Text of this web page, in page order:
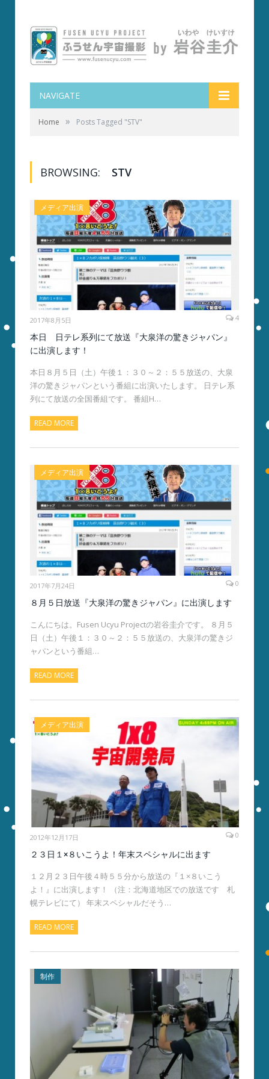
NAVIGATE
Home » Posts Tagged "STV"
BROWSING: STV
メディア出演
2017年8月5日 4
本日 日テレ系列にて放送『大泉洋の驚きジャパン』
に出演します！
本日８月５日（土）午後１：３０～２：５５放送の、大泉
洋の驚きジャパンという番組に出演いたします。 日テレ系
列にて放送の全国番組です。 番組H…
READ MORE
メディア出演
2017年7月24日 0
８月５日放送『大泉洋の驚きジャパン』に出演します
こんにちは。Fusen Ucyu Projectの岩谷圭介です。 ８月５
日（土）午後１：３０～２：５５放送の、大泉洋の驚きジ
ャパンという番組…
READ MORE
メディア出演
2012年12月17日 0
２３日１×８いこうよ！年末スペシャルに出ます
１２月２３日午後４時５５分から放送の『１×８いこう
よ！』に出演します！ （注：北海道地区での放送です 札
幌テレビにて） 年末スペシャルだそう…
READ MORE
制作